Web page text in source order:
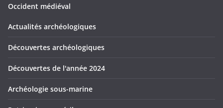
Occident médiéval
Actualités archéologiques
Découvertes archéologiques
Découvertes de l'année 2024
Archéologie sous-marine